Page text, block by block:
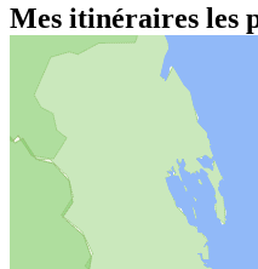
Mes itinéraires les